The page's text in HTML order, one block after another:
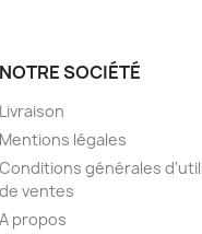
NOTRE SOCIÉTÉ
Livraison
Mentions légales
Conditions générales
de ventes
A propos